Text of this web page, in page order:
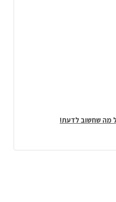
מה שחשוב לדעת!